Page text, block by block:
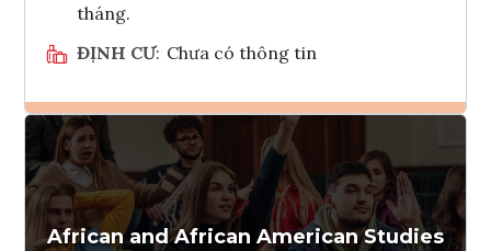
tháng.
ĐỊNH CƯ: Chưa có thông tin
Ghi danh
Tham vấn Interlink
African and African American Studies